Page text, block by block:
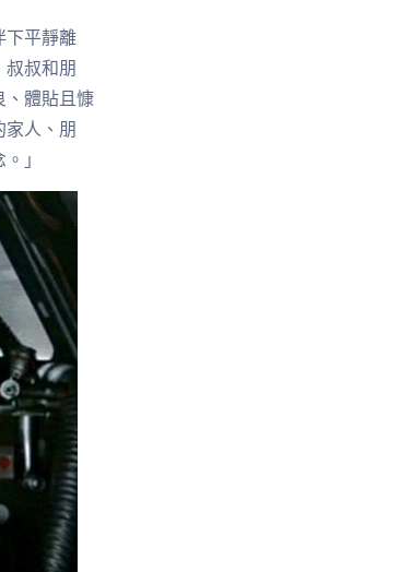
下平靜離
叔叔和朋
、體貼且慷
家人、朋
」